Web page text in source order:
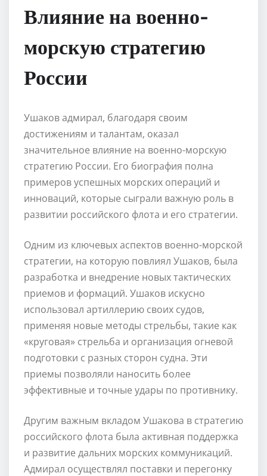
Влияние на военно-
морскую стратегию
России
Ушаков адмирал, благодаря своим
достижениям и талантам, оказал
значительное влияние на военно-морскую
стратегию России. Его биография полна
примеров успешных морских операций и
инноваций, которые сыграли важную роль в
развитии российского флота и его стратегии.
Одним из ключевых аспектов военно-морской
стратегии, на которую повлиял Ушаков, была
разработка и внедрение новых тактических
приемов и формаций. Ушаков искусно
использовал артиллерию своих судов,
применяя новые методы стрельбы, такие как
«круговая» стрельба и организация огневой
подготовки с разных сторон судна. Эти
приемы позволяли наносить более
эффективные и точные удары по противнику.
Другим важным вкладом Ушакова в стратегию
российского флота была активная поддержка
и развитие дальних морских коммуникаций.
Адмирал осуществлял поставки и перегонку